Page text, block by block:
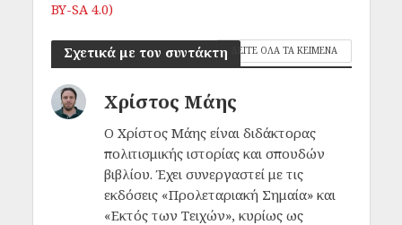
BY-SA 4.0)
Σχετικά με τον συντάκτη ΔΕΙΤΕ ΟΛΑ ΤΑ ΚΕΙΜΕΝΑ
Χρίστος Μάης
Ο Χρίστος Μάης είναι διδάκτορας
πολιτισμικής ιστορίας και σπουδών
βιβλίου. Έχει συνεργαστεί με τις
εκδόσεις «Προλεταριακή Σημαία» και
«Εκτός των Τειχών», κυρίως ως